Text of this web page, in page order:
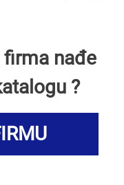
firma nađe
?